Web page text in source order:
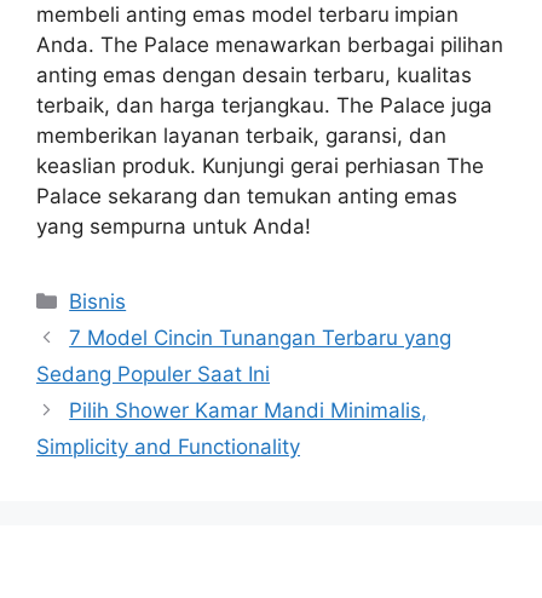
membeli anting emas model terbaru impian
Anda. The Palace menawarkan berbagai pilihan
anting emas dengan desain terbaru, kualitas
terbaik, dan harga terjangkau. The Palace juga
memberikan layanan terbaik, garansi, dan
keaslian produk. Kunjungi gerai perhiasan The
Palace sekarang dan temukan anting emas
yang sempurna untuk Anda!
Categories
Bisnis
7 Model Cincin Tunangan Terbaru yang
Sedang Populer Saat Ini
Pilih Shower Kamar Mandi Minimalis,
Simplicity and Functionality